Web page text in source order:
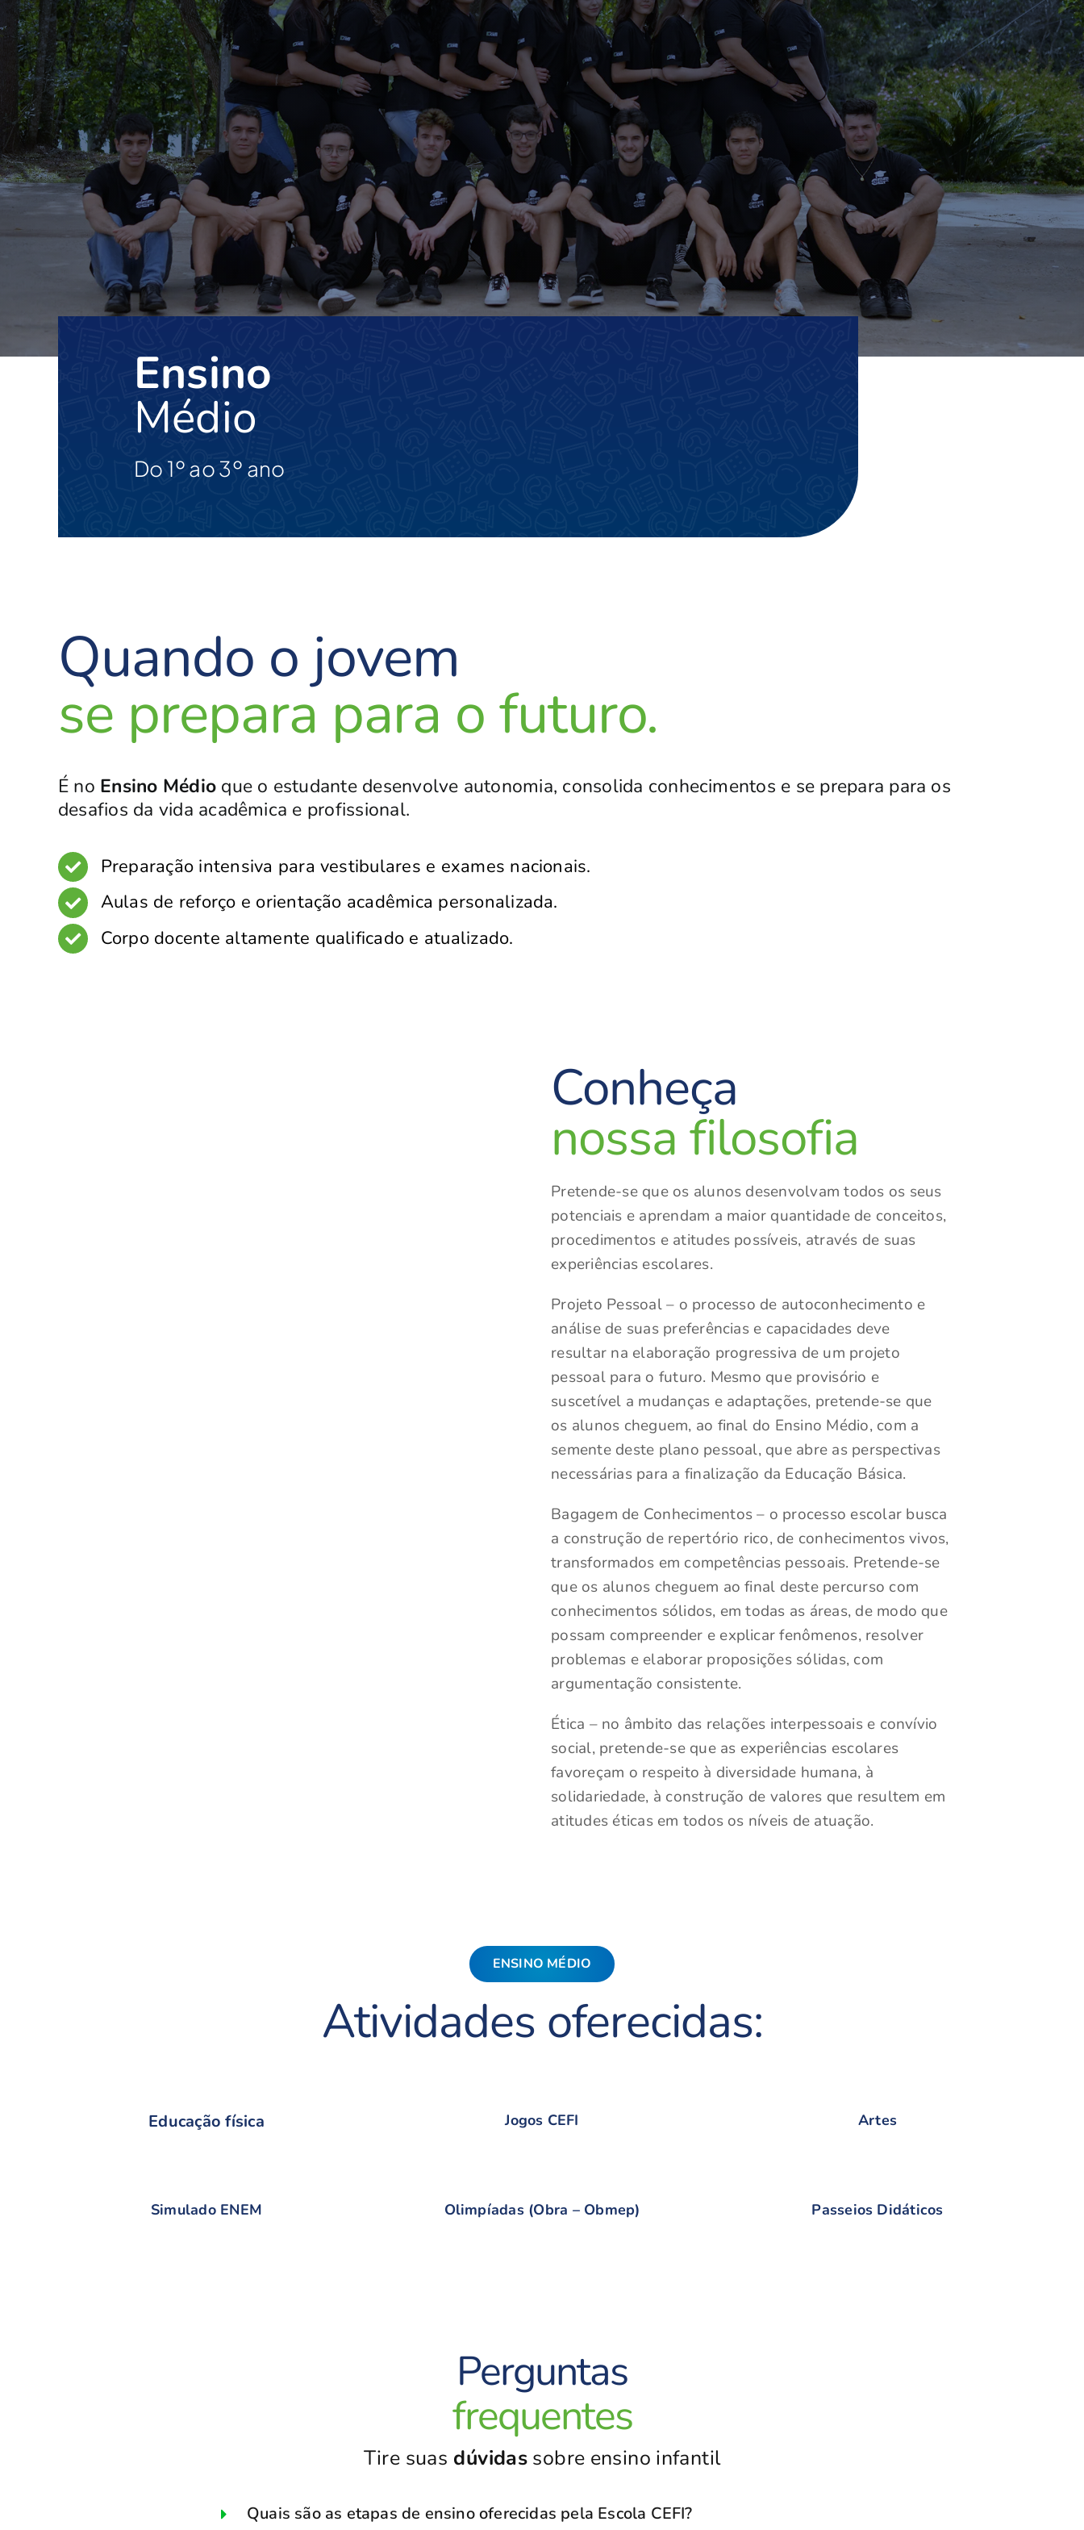
Ensino
Médio
Do 1º ao 3º ano
Quando o jovem
se prepara para o futuro.
É no Ensino Médio que o estudante desenvolve autonomia, consolida conhecimentos e se prepara para os
desafios da vida acadêmica e profissional.
Preparação intensiva para vestibulares e exames nacionais.
Aulas de reforço e orientação acadêmica personalizada.
Corpo docente altamente qualificado e atualizado.
Conheça
nossafilosofia
Pretende-se que os alunos desenvolvam todos os seus
potenciais e aprendam a maior quantidade de conceitos,
procedimentos e atitudes possíveis, através de suas
experiências escolares.
Projeto Pessoal – o processo de autoconhecimento e
análise de suas preferências e capacidades deve
resultar na elaboração progressiva de um projeto
pessoal para o futuro. Mesmo que provisório e
suscetível a mudanças e adaptações, pretende-se que
os alunos cheguem, ao final do Ensino Médio, com a
semente deste plano pessoal, que abre as perspectivas
necessárias para a finalização da Educação Básica.
Bagagem de Conhecimentos – o processo escolar busca
a construção de repertório rico, de conhecimentos vivos,
transformados em competências pessoais. Pretende-se
que os alunos cheguem ao final deste percurso com
conhecimentos sólidos, em todas as áreas, de modo que
possam compreender e explicar fenômenos, resolver
problemas e elaborar proposições sólidas, com
argumentação consistente.
Ética – no âmbito das relações interpessoais e convívio
social, pretende-se que as experiências escolares
favoreçam o respeito à diversidade humana, à
solidariedade, à construção de valores que resultem em
atitudes éticas em todos os níveis de atuação.
ENSINO MÉDIO
Atividades oferecidas:
Educação física Jogos CEFI Artes
Simulado ENEM Olimpíadas (Obra – Obmep) Passeios Didáticos
Perguntas
frequentes
Tire suas dúvidas sobre ensino infantil
Quais são as etapas de ensino oferecidas pela Escola CEFI?